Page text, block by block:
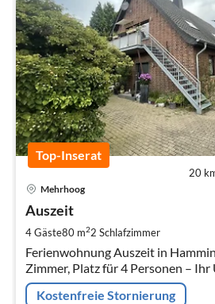
Top-Inserat
20
Mehrhoog
Auszeit
4 Gäste80 m22 Schlafzimmer
Ferienwohnung Auszeit in Hamminkeln: 80 m², 2
Zimmer, Platz für 4 Personen –
Kostenfreie Stornierung